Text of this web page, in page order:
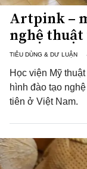
Artpink –
nghệ
TIÊU DÙNG & DƯ LUẬN
Học viện Mỹ
hình đào tạo
tiên ở Việt Nam.